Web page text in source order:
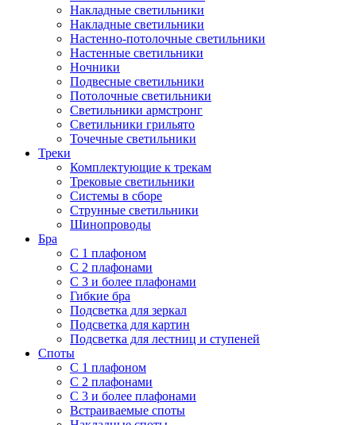
Накладные светильники
Накладные светильники
Настенно-потолочные светильники
Настенные светильники
Ночники
Подвесные светильники
Потолочные светильники
Светильники армстронг
Светильники грильято
Точечные светильники
Треки
Комплектующие к трекам
Трековые светильники
Системы в сборе
Струнные светильники
Шинопроводы
Бра
С 1 плафоном
С 2 плафонами
С 3 и более плафонами
Гибкие бра
Подсветка для зеркал
Подсветка для картин
Подсветка для лестниц и ступеней
Споты
С 1 плафоном
С 2 плафонами
С 3 и более плафонами
Встраиваемые споты